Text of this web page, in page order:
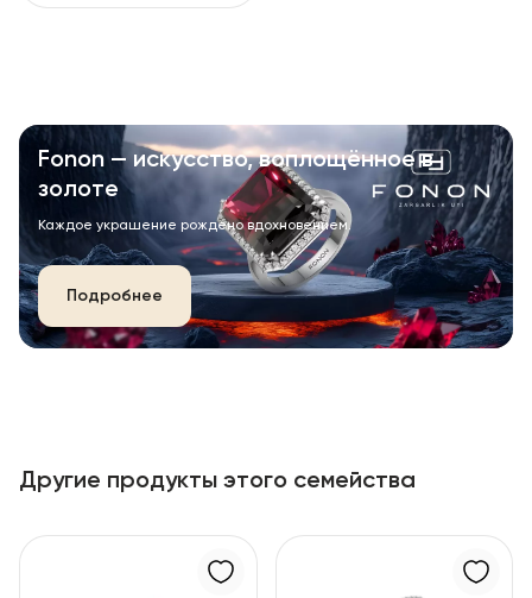
Fonon — искусство, воплощённое в
золоте
Каждое украшение рождено вдохновением.
Подробнее
Другие продукты этого семейства